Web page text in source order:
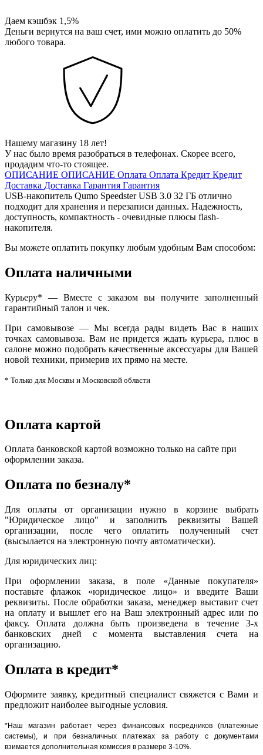
Даем кэшбэк 1,5%
Деньги вернутся на ваш счет, ими можно оплатить до 50%
любого товара.
Нашему магазину 18 лет!
У нас было время разобраться в телефонах. Скорее всего,
продадим что-то стоящее.
ОПИСАНИЕ ОПИСАНИЕ Оплата Оплата Кредит Кредит
Доставка Доставка Гарантия Гарантия
USB-накопитель Qumo Speedster USB 3.0 32 ГБ отлично
подходит для хранения и перезаписи данных. Надежность,
доступность, компактность - очевидные плюсы flash-
накопителя.
Вы можете оплатить покупку любым удобным Вам способом:
Оплата наличными
Курьеру* — Вместе с заказом вы получите заполненный
гарантийный талон и чек.
При самовывозе — Мы всегда рады видеть Вас в наших
точках самовывоза. Вам не придется ждать курьера, плюс в
салоне можно подобрать качественные аксессуары для Вашей
новой техники, примерив их прямо на месте.
* Только для Москвы и Московской области
Оплата картой
Оплата банковской картой возможно только на сайте при
оформлении заказа.
Оплата по безналу*
Для оплаты от организации нужно в корзине выбрать
"Юридическое лицо" и заполнить реквизиты Вашей
организации, после чего оплатить полученный счет
(высылается на электронную почту автоматически).
Для юридических лиц:
При оформлении заказа, в поле «Данные покупателя»
поставьте флажок «юридическое лицо» и введите Ваши
реквизиты. После обработки заказа, менеджер выставит счет
на оплату и вышлет его на Ваш электронный адрес или по
факсу. Оплата должна быть произведена в течение 3-х
банковских дней с момента выставления счета на
организацию.
Оплата в кредит*
Оформите заявку, кредитный специалист свяжется с Вами и
предложит наиболее выгодные условия.
*Наш магазин работает через финансовых посредников (платежные
системы), и при безналичных платежах за работу с документами
взимается дополнительная комиссия в размере 3-10%.